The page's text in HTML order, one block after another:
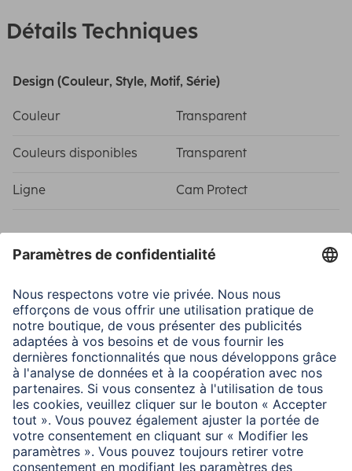
Détails Techniques
Design (Couleur, Style, Motif, Série)
Couleur Transparent
Couleurs disponibles Transparent
Ligne Cam Protect
Caractéristiques techniques
Matière Tempered glass
Modèle Appareil spécifique
Dimensions
Largeur 2,83 cm